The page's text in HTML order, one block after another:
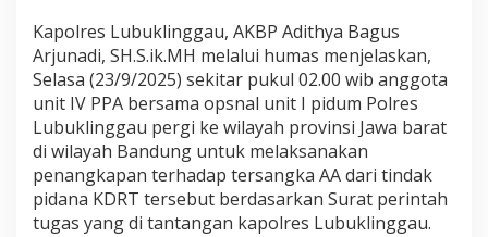
Kapolres Lubuklinggau, AKBP Adithya Bagus
Arjunadi, SH.S.ik.MH melalui humas menjelaskan,
Selasa (23/9/2025) sekitar pukul 02.00 wib anggota
unit IV PPA bersama opsnal unit I pidum Polres
Lubuklinggau pergi ke wilayah provinsi Jawa barat
di wilayah Bandung untuk melaksanakan
penangkapan terhadap tersangka AA dari tindak
pidana KDRT tersebut berdasarkan Surat perintah
tugas yang di tantangan kapolres Lubuklinggau.